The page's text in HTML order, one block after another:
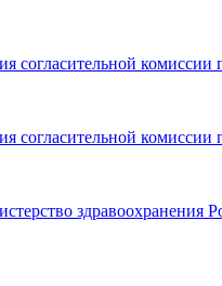
согласительной
согласительной
здравоохранения